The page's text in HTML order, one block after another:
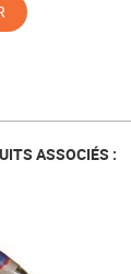
ASSOCIÉS :